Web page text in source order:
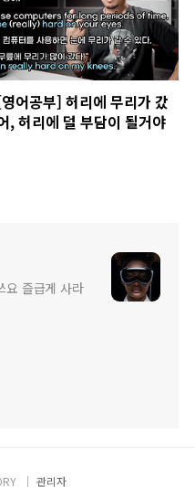
어공부] 허리에 무리가 갔
, 허리에 덜 부담이 될거야
요 즐급게 사라
관리자